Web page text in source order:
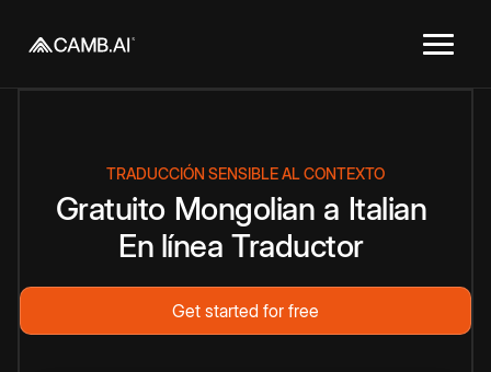
TRADUCCIÓN SENSIBLE AL CONTEXTO
Gratuito Mongolian a Italian
En línea Traductor
Get started for free